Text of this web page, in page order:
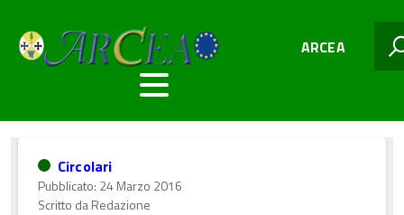
ARCEA
Circolari
Pubblicato: 24 Marzo 2016
Scritto daRedazione